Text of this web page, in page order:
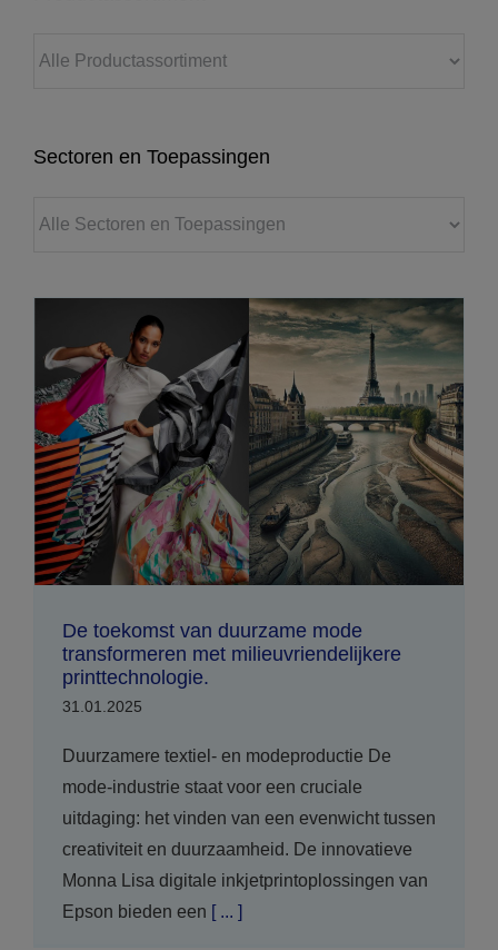
Sectoren en Toepassingen
De toekomst van duurzame mode
transformeren met milieuvriendelijkere
printtechnologie.
31.01.2025
Duurzamere textiel- en modeproductie De
mode-industrie staat voor een cruciale
uitdaging: het vinden van een evenwicht tussen
creativiteit en duurzaamheid. De innovatieve
Monna Lisa digitale inkjetprintoplossingen van
Epson bieden een [ ... ]